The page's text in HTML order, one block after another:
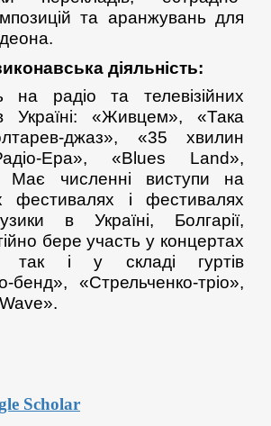
та аранжувань для
діяльність:
на радіо та телевізійних
Україні: «Живцем», «Така
джаз», «35 хвилин
Ера», «Blues Land»,
Має численні виступи на
фестивалях і фестивалях
в Україні, Болгарії,
бере участь у концертах
так і у складі гуртів
бенд», «Стрельченко-тріо»,
Scholar